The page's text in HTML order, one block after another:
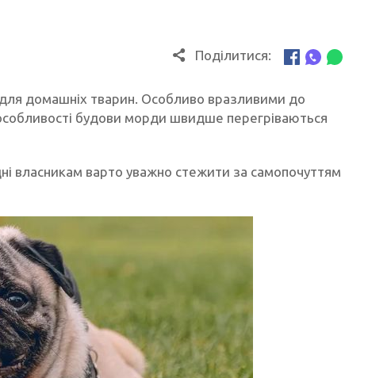
Поділитися:
домашніх тварин. Особливо вразливими до
будови морди швидше перегріваються
власникам варто уважно стежити за самопочуттям